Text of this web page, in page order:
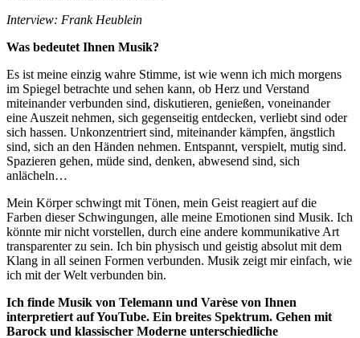
Interview: Frank Heublein
Was bedeutet Ihnen Musik?
Es ist meine einzig wahre Stimme, ist wie wenn ich mich morgens
im Spiegel betrachte und sehen kann, ob Herz und Verstand
miteinander verbunden sind, diskutieren, genießen, voneinander
eine Auszeit nehmen, sich gegenseitig entdecken, verliebt sind oder
sich hassen. Unkonzentriert sind, miteinander kämpfen, ängstlich
sind, sich an den Händen nehmen. Entspannt, verspielt, mutig sind.
Spazieren gehen, müde sind, denken, abwesend sind, sich
anlächeln…
Mein Körper schwingt mit Tönen, mein Geist reagiert auf die
Farben dieser Schwingungen, alle meine Emotionen sind Musik. Ich
könnte mir nicht vorstellen, durch eine andere kommunikative Art
transparenter zu sein. Ich bin physisch und geistig absolut mit dem
Klang in all seinen Formen verbunden. Musik zeigt mir einfach, wie
ich mit der Welt verbunden bin.
Ich finde Musik von Telemann und Varèse von Ihnen
interpretiert auf YouTube. Ein breites Spektrum. Gehen mit
Barock und klassischer Moderne unterschiedliche